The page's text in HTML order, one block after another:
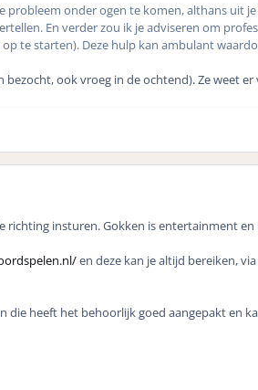
probleem onder ogen te komen, althans uit
En verder zou ik je adviseren om
te starten). Deze hulp kan ambulant
ook vroeg in de ochtend). Ze weet er
insturen. Gokken is entertainment
en deze kan je altijd bereiken,
die heeft het behoorlijk goed aangepakt en